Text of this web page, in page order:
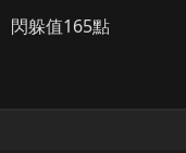
閃躲值165點